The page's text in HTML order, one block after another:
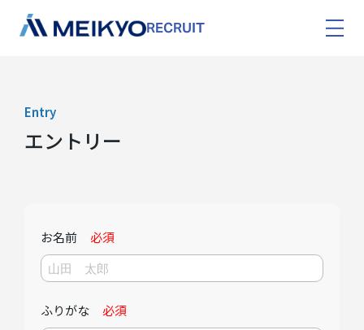
RECRUIT
Entry
エントリー
お名前 必須
ふりがな 必須